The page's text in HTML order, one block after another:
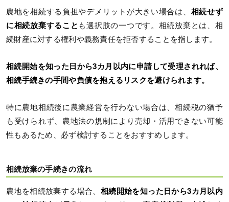
農地を相続する負担やデメリットが大きい場合は、 相続せず
に相続放棄すること も選択肢の一つです。相続放棄とは、相
続財産に対する権利や義務責任を拒否することを指します。
相続開始を知った日から3カ月以内に申請して受理されれば、
相続手続きの手間や負債を抱えるリスクを避けられます。
特に農地相続後に農業経営を行わない場合は、相続税の猶予
も受けられず、農地法の規制により売却・活用できない可能
性もあるため、必ず検討することをおすすめします。
相続放棄の手続きの流れ
農地を相続放棄する場合、 相続開始を知った日から3カ月以内